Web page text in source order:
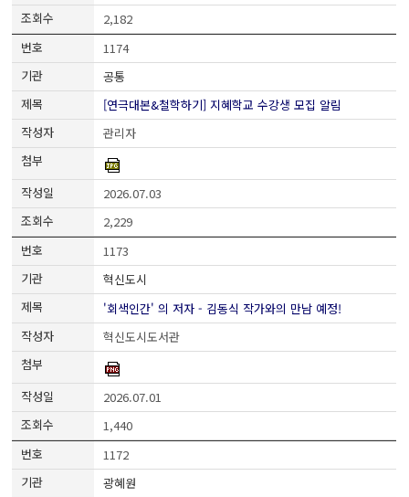
2,182
1174
공통
[연극대본&철학하기] 지혜학교 수강생 모집 알림
관리자
2026.07.03
2,229
1173
혁신도시
'회색인간' 의 저자 - 김동식 작가와의 만남 예정!
혁신도시도서관
2026.07.01
1,440
1172
광혜원